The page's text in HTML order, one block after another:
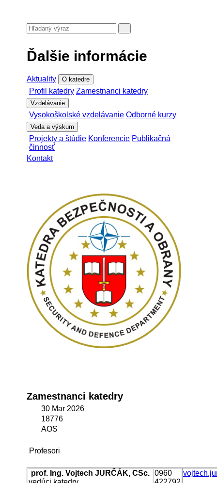
Ďalšie informácie
Aktuality O katedre
Profil katedry Zamestnanci katedry
Vzdelávanie
Vysokoškolské vzdelávanie Odborné kurzy
Veda a výskum
Projekty a štúdie Konferencie Publikačná
činnosť
Kontakt
Zamestnanci katedry
30 Mar 2026
18776
AOS
Profesori
prof. Ing. Vojtech JURČÁK, CSc. 0960